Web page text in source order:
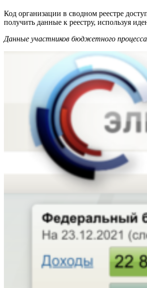
Код организации в сводном реестре
получить данные к реестру, используя
Данные участников бюджетного